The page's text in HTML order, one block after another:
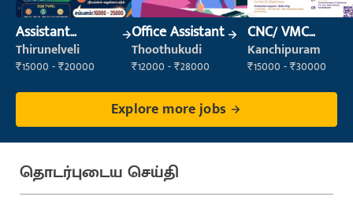
Assistant
Manager
Thirunelveli
₹15000 - ₹20000
Office Assistant
Thoothukudi
₹12000 - ₹28000
CNC/ VMC
Operator
Kanchipuram
₹15000 - ₹30000
Explore more jobs
தொடர்புடைய செய்தி